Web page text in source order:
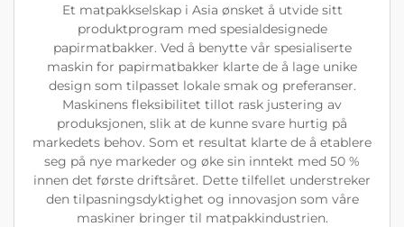
Et matpakkselskap i Asia ønsket å utvide sitt
produktprogram med spesialdesignede
papirmatbakker. Ved å benytte vår spesialiserte
maskin for papirmatbakker klarte de å lage unike
design som tilpasset lokale smak og preferanser.
Maskinens fleksibilitet tillot rask justering av
produksjonen, slik at de kunne svare hurtig på
markedets behov. Som et resultat klarte de å etablere
seg på nye markeder og øke sin inntekt med 50 %
innen det første driftsåret. Dette tilfellet understreker
den tilpasningsdyktighet og innovasjon som våre
maskiner bringer til matpakkindustrien.